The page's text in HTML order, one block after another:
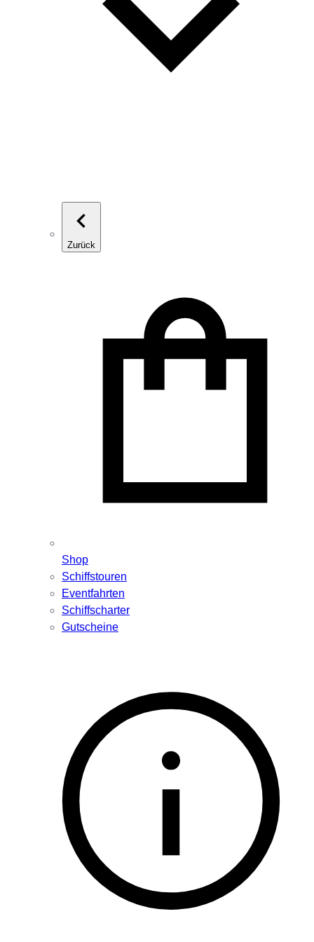
Zurück
Shop
Schiffstouren
Eventfahrten
Schiffscharter
Gutscheine